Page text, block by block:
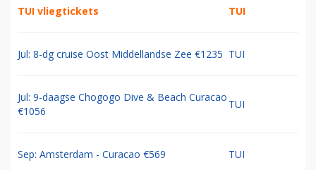
TUI vliegtickets TUI
Jul: 8-dg cruise Oost Middellandse Zee €1235 TUI
Jul: 9-daagse Chogogo Dive & Beach Curacao
€1056
TUI
Sep: Amsterdam - Curacao €569 TUI